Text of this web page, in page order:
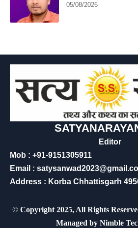
05/08/2026
Editor
Mob : +91-9151305911
Email :
Address : Korba Chhattisgarh
© Copyright 2025, All Rights
Managed by Nimble